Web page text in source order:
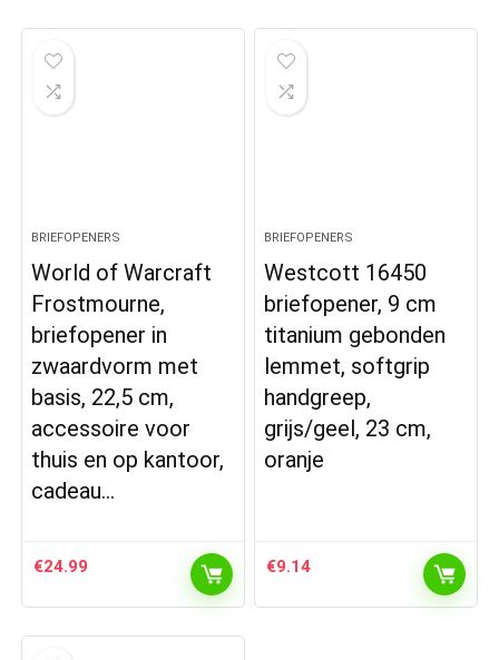
BRIEFOPENERS
World of Warcraft
Frostmourne,
briefopener in
zwaardvorm met
basis, 22,5 cm,
accessoire voor
thuis en op kantoor,
cadeau…
€24.99
BRIEFOPENERS
Westcott 16450
briefopener, 9 cm
titanium gebonden
lemmet, softgrip
handgreep,
grijs/geel, 23 cm,
oranje
€9.14